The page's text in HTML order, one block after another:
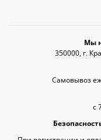
Мы
350000, г.
Самовывоз
с